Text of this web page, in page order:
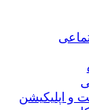
و اپلیکیشن